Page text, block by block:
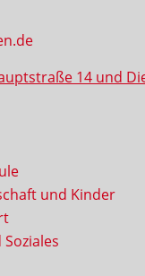
14 und
und Kinder